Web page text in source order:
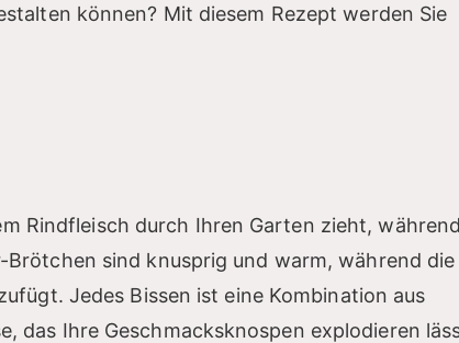
können? Mit diesem Rezept werden Sie
Rindfleisch durch Ihren Garten zieht,
sind knusprig und warm, während die
Jedes Bissen ist eine Kombination aus
das Ihre Geschmacksknospen explodieren